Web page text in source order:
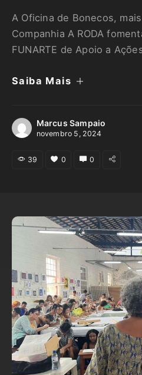
A Oficina de Bonecos,
Companhia A RODA
FUNARTE de Apoio a
novembro, no Museu de
ensinar a …
Saiba Mais
Marcus Sampaio
novembro 5, 2024
39 0 0